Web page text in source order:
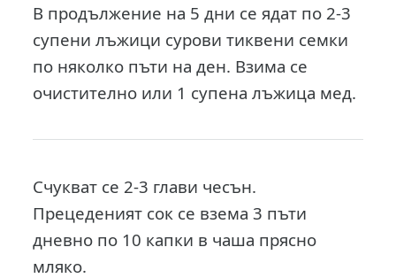
В продължение на 5 дни се ядат по 2-3
супени лъжици сурови тиквени семки
по няколко пъти на ден. Взима се
очистително или 1 супена лъжица мед.
Счукват се 2-3 глави чесън.
Прецеденият сок се взема 3 пъти
дневно по 10 капки в чаша прясно
мляко.